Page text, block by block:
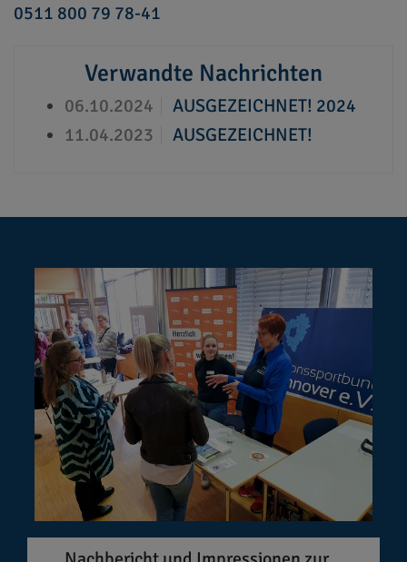
0511 800 79 78-41
Verwandte Nachrichten
06.10.2024
AUSGEZEICHNET! 2024
11.04.2023
AUSGEZEICHNET!